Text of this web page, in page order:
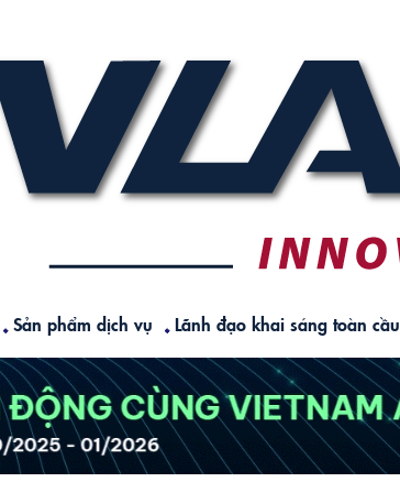
Sản phẩm dịch vụ Lãnh đạo khai sáng toàn cầu